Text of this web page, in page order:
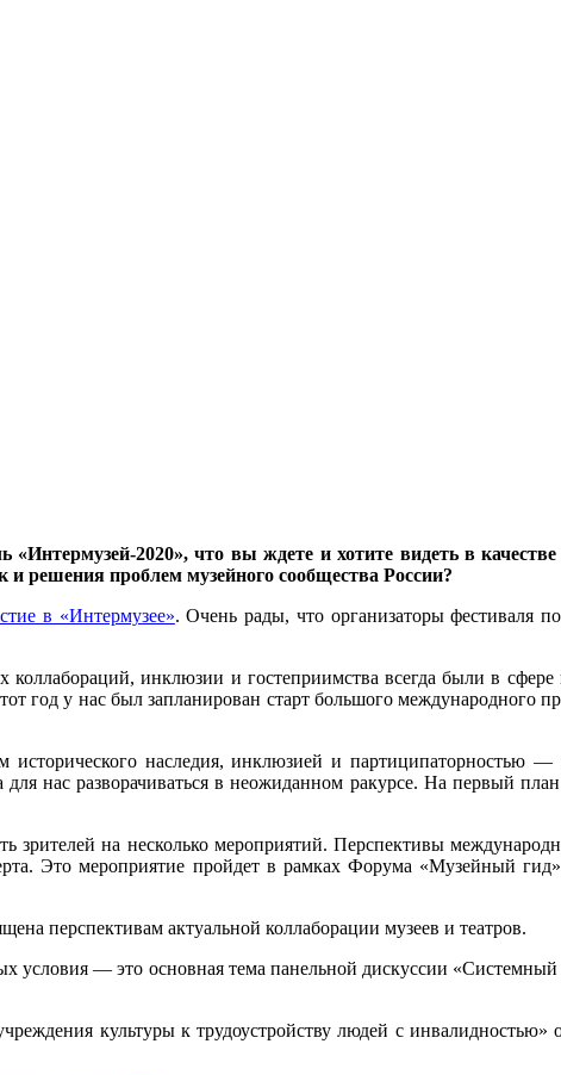
2020», что вы ждете и хотите видеть в качестве
решения проблем музейного сообщества России?
в «Интермузее». Очень рады, что организаторы фестиваля
инклюзии и гостеприимства всегда были в
год у нас был запланирован старт большого международного
исторического наследия, инклюзией и
для нас разворачиваться в неожиданном ракурсе. На первый
зрителей на несколько мероприятий. Перспективы
Это мероприятие пройдет в рамках Форума «Музейный
перспективам актуальной коллаборации музеев и театров.
условия — это основная тема панельной дискуссии
культуры к трудоустройству людей с инвалидностью»